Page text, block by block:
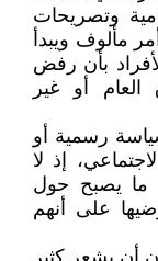
وتصريحات
مألوف ويبدأ
بأن رفض
أو غير
رسمية أو
إذ لا
ما يصبح حول
على أنهم